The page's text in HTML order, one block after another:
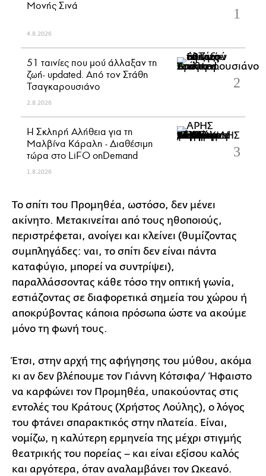
Μονής Σινά
4.8.2026
51 ταινίες που μού άλλαξαν τη
ζωή- updated. Aπό τον Στάθη
Τσαγκαρουσιάνο
2.8.2026
Η Σκληρή Αλήθεια για τη
Μαλβίνα Κάραλη - Διαθέσιμη
τώρα στo LiFO onDemand
1.8.2026
Το σπίτι του Προμηθέα, ωστόσο, δεν μένει
ακίνητο. Μετακινείται από τους ηθοποιούς,
περιστρέφεται, ανοίγει και κλείνει (θυμίζοντας
συμπληγάδες: ναι, το σπίτι δεν είναι πάντα
καταφύγιο, μπορεί να συντρίψει),
παραλλάσσοντας κάθε τόσο την οπτική γωνία,
εστιάζοντας σε διαφορετικά σημεία του χώρου ή
αποκρύβοντας κάποια πρόσωπα ώστε να ακούμε
μόνο τη φωνή τους.
Έτσι, στην αρχή της αφήγησης του μύθου, ακόμα
κι αν δεν βλέπουμε τον Γιάννη Κότσιφα/ Ήφαιστο
να καρφώνει τον Προμηθέα, υπακούοντας στις
εντολές του Κράτους (Χρήστος Λούλης), ο λόγος
του φτάνει σπαρακτικός στην πλατεία. Είναι,
νομίζω, η καλύτερη ερμηνεία της μέχρι στιγμής
θεατρικής του πορείας – και είναι εξίσου καλός
και αργότερα, όταν αναλαμβάνει τον Ωκεανό.